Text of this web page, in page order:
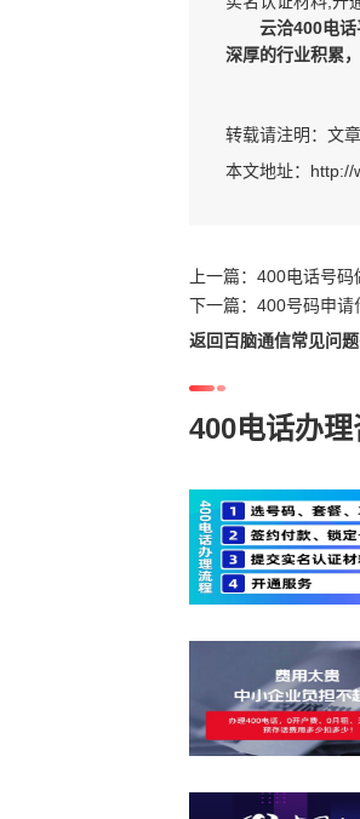
云洽400电话平
深厚的行业积累
转载请注明：文
本文地址： http://
上一篇： 400电话号码
下一篇： 400号码申请
返回百脑通信常见问
400电话办理